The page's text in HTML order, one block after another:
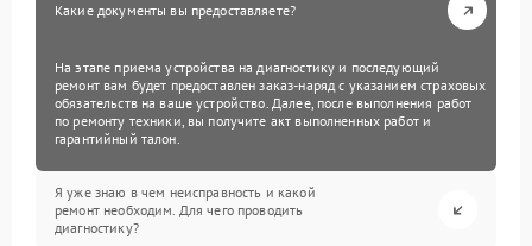
Какие документы вы предоставляете?
На этапе приема устройства на диагностику и последующий
ремонт вам будет предоставлен заказ-наряд с указанием страховых
обязательств на ваше устройство. Далее, после выполнения работ
по ремонту техники, вы получите акт выполненных работ и
гарантийный талон.
Я уже знаю в чем неисправность и какой
ремонт необходим. Для чего проводить
диагностику?